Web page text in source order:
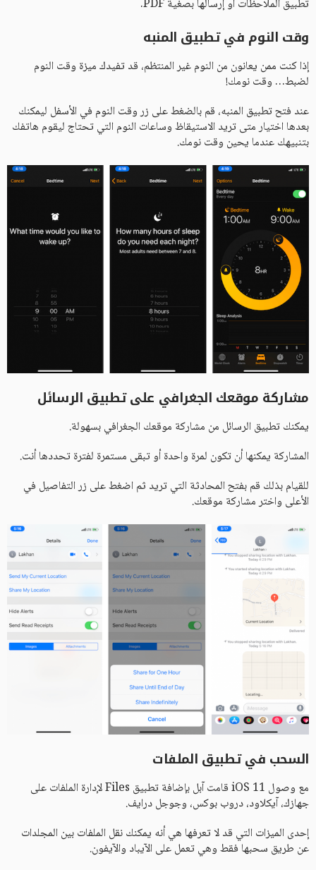
تطبيق الملاحظات أو إرسالها بصغية PDF.
وقت النوم في تطبيق المنبه
إذا كنت ممن يعانون من النوم غير المنتظم، قد تفيدك ميزة وقت النوم
لضبط… وقت نومك!
عند فتح تطبيق المنبه، قم بالضغط على زر وقت النوم في الأسفل ليمكنك
بعدها اختيار متى تريد الاستيقاظ وساعات النوم التي تحتاج ليقوم هاتفك
بتنبيهك عندما يحين وقت نومك.
مشاركة موقعك الجغرافي على تطبيق الرسائل
يمكنك تطبيق الرسائل من مشاركة موقعك الجغرافي بسهولة.
المشاركة يمكنها أن تكون لمرة واحدة أو تبقى مستمرة لفترة تحددها أنت.
للقيام بذلك قم بفتح المحادثة التي تريد ثم اضغط على زر التفاصيل في
الأعلى واختر مشاركة موقعك.
السحب في تطبيق الملفات
مع وصول iOS 11 قامت آبل بإضافة تطبيق Files لإدارة الملفات على
جهازك، آيكلاود، دروب بوكس، وجوجل درايف.
إحدى الميزات التي قد لا تعرفها هي أنه يمكنك نقل الملفات بين المجلدات
عن طريق سحبها فقط وهي تعمل على الآيباد والآيفون.